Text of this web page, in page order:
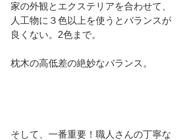
家の外観とエクステリアを合わせて、
人工物に３色以上を使うとバランスが
良くない。2色まで。
枕木の高低差の絶妙なバランス。
そして、一番重要！職人さんの丁寧な